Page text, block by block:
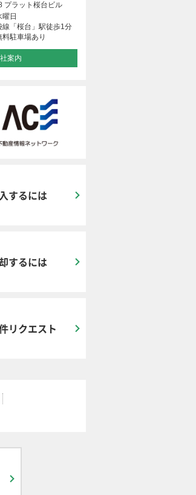
プラット桜台ビル
日
線「桜台」駅徒歩1分
駐車場あり
案内
するには
するには
リクエスト